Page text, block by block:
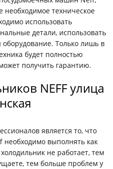
необходимое техническое
использовать
детали, использовать
Только лишь в
будет полностью
получить гарантию.
NEFF улица
является то, что
необходимо выполнять как
не работает, тем
тем больше проблем у